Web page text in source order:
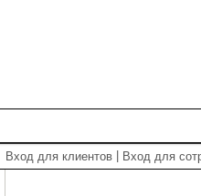
Вход для клиентов Вход для